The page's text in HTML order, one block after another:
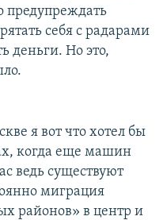
предупреждать
себя с радарами
деньги. Но это,
я вот что хотел бы
когда еще машин
ведь существуют
миграция
районов» в центр и